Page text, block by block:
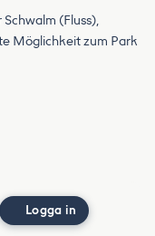
(Fluss),
Möglichkeit zum Park
Logga in